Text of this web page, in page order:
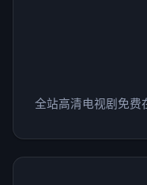
全站高清电视剧免费